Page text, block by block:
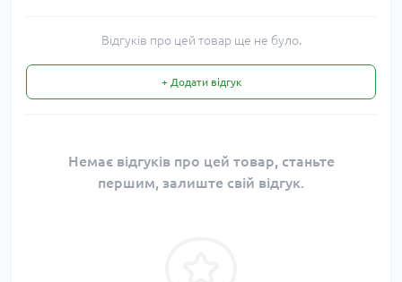
Відгуків про цей товар ще не було.
+ Додати відгук
Немає відгуків про цей товар, станьте
першим, залиште свій відгук.